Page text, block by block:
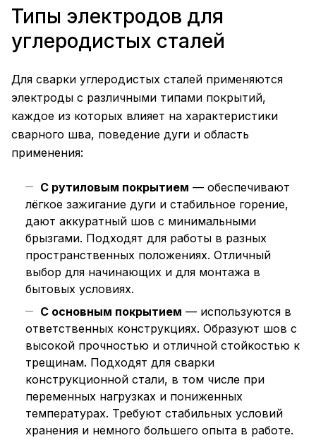
Типы электродов для
углеродистых сталей
Для сварки углеродистых сталей применяются
электроды с различными типами покрытий,
каждое из которых влияет на характеристики
сварного шва, поведение дуги и область
применения:
С рутиловым покрытием — обеспечивают
лёгкое зажигание дуги и стабильное горение,
дают аккуратный шов с минимальными
брызгами. Подходят для работы в разных
пространственных положениях. Отличный
выбор для начинающих и для монтажа в
бытовых условиях.
С основным покрытием — используются в
ответственных конструкциях. Образуют шов с
высокой прочностью и отличной стойкостью к
трещинам. Подходят для сварки
конструкционной стали, в том числе при
переменных нагрузках и пониженных
температурах. Требуют стабильных условий
хранения и немного большего опыта в работе.